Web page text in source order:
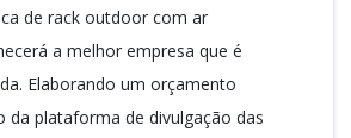
de rack outdoor com ar
a melhor empresa que é
Elaborando um orçamento
da plataforma de divulgação das